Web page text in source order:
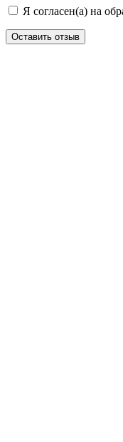
Я согласен(а) на
Оставить отзыв